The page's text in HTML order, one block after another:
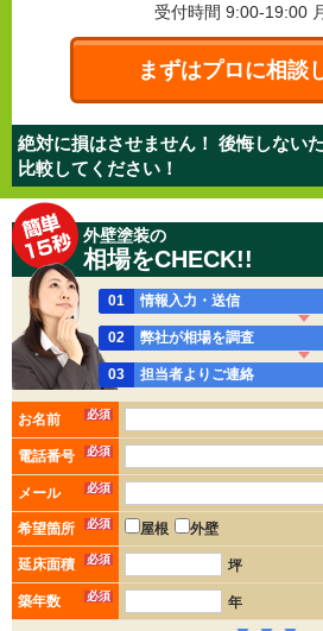
受付時間 9:00-19:00
まずはプロに相談
絶対に損はさせません！ 後悔しない
比較してください！
外壁塗装の
相場をCHECK!!
01 情報入力・送信
02 弊社が相場を調査
03 担当者よりご連絡
お名前 必須
電話番号 必須
メール 必須
希望箇所 必須 屋根 外壁
延床面積 必須 坪
築年数 必須 年